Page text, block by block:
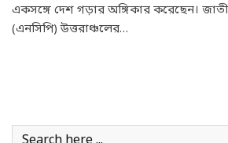
একসঙ্গে দেশ গড়ার অঙ্গিকার করেছেন।
(এনসিপি) উত্তরাঞ্চলের…